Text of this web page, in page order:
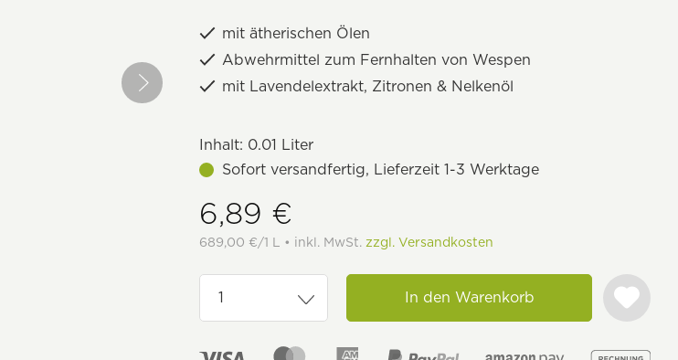
mit ätherischen Ölen
Abwehrmittel zum Fernhalten von Wespen
mit Lavendelextrakt, Zitronen & Nelkenöl
Inhalt: 0.01 Liter
Sofort versandfertig, Lieferzeit 1-3 Werktage
6,89 €
689,00 €/1 L • inkl. MwSt. zzgl. Versandkosten
In den Warenkorb